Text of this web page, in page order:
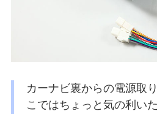
カーナビ裏からの電源取
こではちょっと気の利い